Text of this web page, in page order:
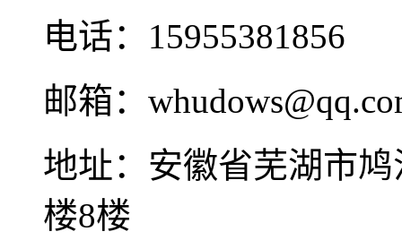
电话：15955381856
邮箱：
地址：安徽省芜湖市
楼8楼